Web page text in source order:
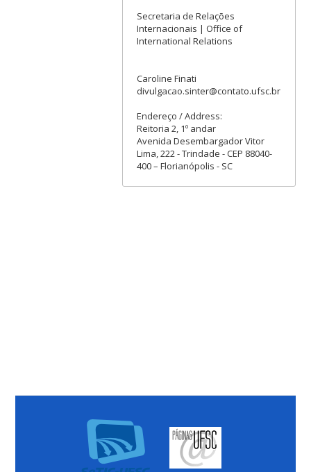
Secretaria de Relações
Internacionais | Office of
International Relations
Caroline Finati
divulgacao.sinter@contato.ufsc.br
Endereço / Address:
Reitoria 2, 1º andar
Avenida Desembargador Vitor
Lima, 222 - Trindade - CEP 88040-
400 – Florianópolis - SC